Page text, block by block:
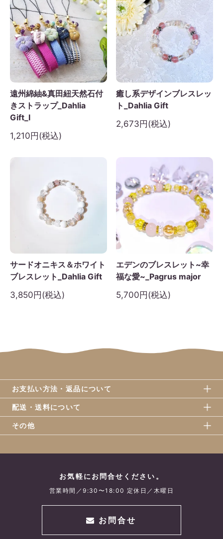
遠州綿紬&真田紐天然石付
きストラップ_Dahlia
Gift_I
1,210円(税込)
癒し系デザインブレスレッ
ト_Dahlia Gift
2,673円(税込)
サードオニキス＆ホワイト
ブレスレット_Dahlia Gift
3,850円(税込)
エデンのブレスレット~幸
福な愛~_Pagrus major
5,700円(税込)
お支払い方法・返品について
配送・送料について
その他
お気軽にお問合せください。
営業時間／9:30〜18:00 定休日／木曜日
お問合せ